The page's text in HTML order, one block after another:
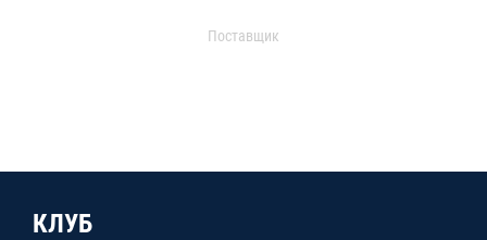
Поставщик
КЛУБ